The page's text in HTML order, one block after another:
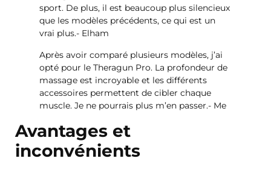
sport. De plus, il est beaucoup plus silencieux
que les modèles précédents, ce qui est un
vrai plus.- Elham
Après avoir comparé plusieurs modèles, j’ai
opté pour le Theragun Pro. La profondeur de
massage est incroyable et les différents
accessoires permettent de cibler chaque
muscle. Je ne pourrais plus m’en passer.- Me
Avantages et
inconvénients